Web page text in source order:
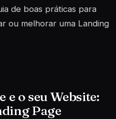
de boas práticas para
ou melhorar uma Landing
o seu Website:
Page